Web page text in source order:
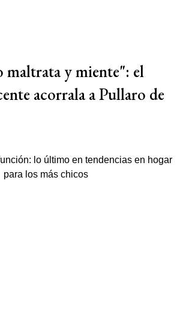
y miente": el
acorrala a Pullaro de